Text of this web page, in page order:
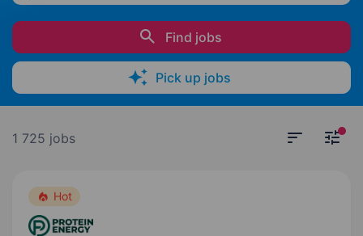
Find jobs
Pick up jobs
1 725 jobs
Hot